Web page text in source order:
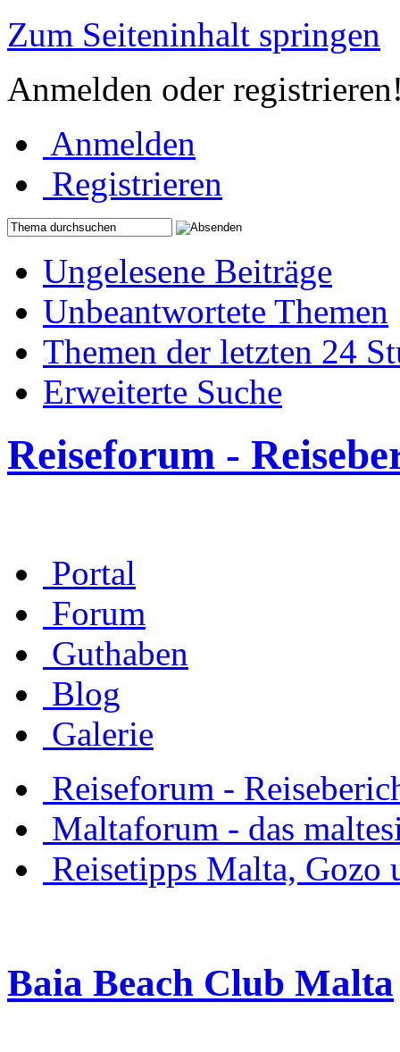
Zum Seiteninhalt springen
Anmelden oder
Anmelden
Registrieren
Ungelesene Beiträge
Unbeantwortete Themen
Themen der letzten 24
Erweiterte Suche
Reiseforum -
Portal
Forum
Guthaben
Blog
Galerie
Reiseforum -
Maltaforum - das
Reisetipps Malta, Gozo
Baia Beach Club Malta